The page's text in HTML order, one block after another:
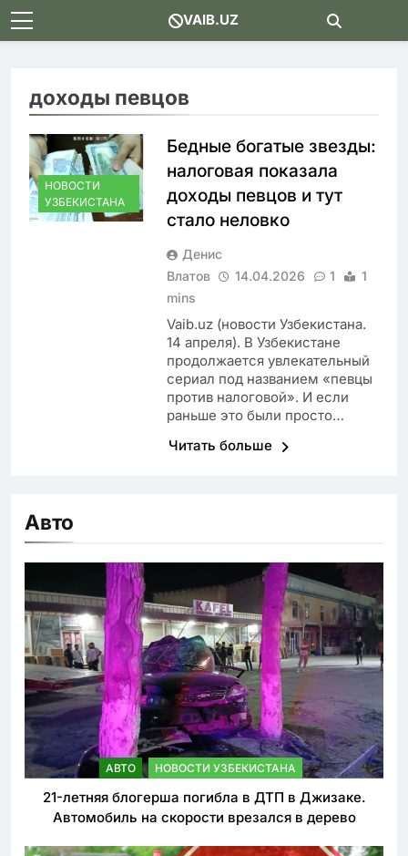
Skip
to
VAIB.UZ
доходы певцов
НОВОСТИ
УЗБЕКИСТАНА
Бедные богатые звезды:
налоговая показала
доходы певцов и тут
стало неловко
Денис
Влатов
14.04.2026 1
1
mins
Vaib.uz (новости Узбекистана.
14 апреля). В Узбекистане
продолжается увлекательный
сериал под названием «певцы
против налоговой». И если
раньше это были просто…
Читать больше
Авто
АВТО НОВОСТИ УЗБЕКИСТАНА
21-летняя блогерша погибла в ДТП в Джизаке.
Автомобиль на скорости врезался в дерево